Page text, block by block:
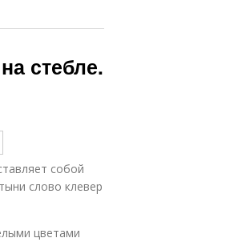
стебле.
собой
слово клевер
цветами